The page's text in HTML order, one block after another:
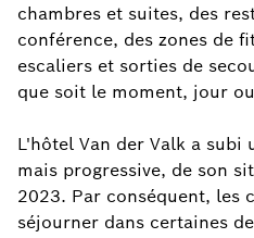
chambres et suites, des
conférence, des zones de
escaliers et sorties de
que soit le moment, jour
L'hôtel Van der Valk a subi
mais progressive, de son
2023. Par conséquent, les
séjourner dans certaines